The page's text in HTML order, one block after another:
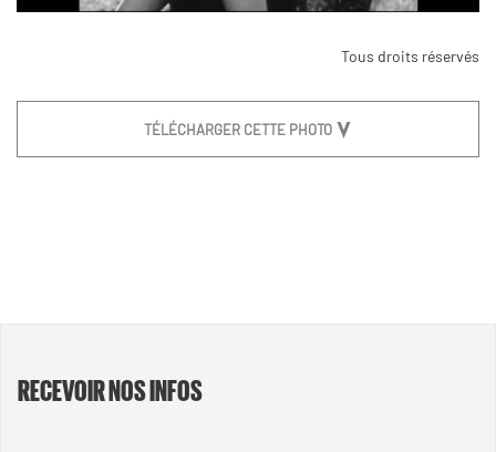
Tous droits réservés
TÉLÉCHARGER CETTE PHOTO
RECEVOIR NOS INFOS